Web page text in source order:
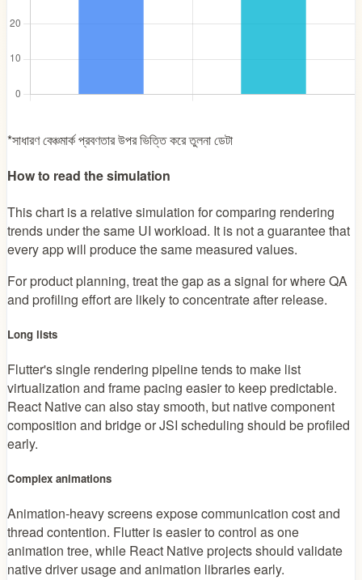
*সাধারণ বেঞ্চমার্ক প্রবণতার উপর ভিত্তি করে তুলনা ডেটা
How to read the simulation
This chart is a relative simulation for comparing rendering
trends under the same UI workload. It is not a guarantee that
every app will produce the same measured values.
For product planning, treat the gap as a signal for where QA
and profiling effort are likely to concentrate after release.
Long lists
Flutter's single rendering pipeline tends to make list
virtualization and frame pacing easier to keep predictable.
React Native can also stay smooth, but native component
composition and bridge or JSI scheduling should be profiled
early.
Complex animations
Animation-heavy screens expose communication cost and
thread contention. Flutter is easier to control as one
animation tree, while React Native projects should validate
native driver usage and animation libraries early.